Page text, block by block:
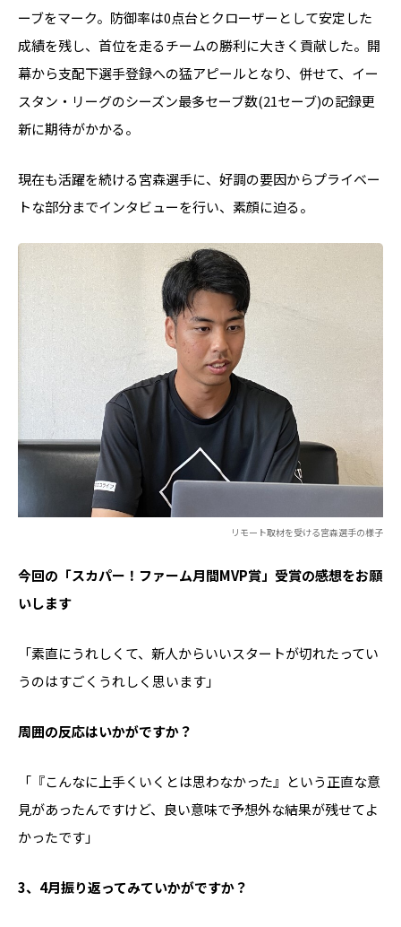
ーブをマーク。防御率は0点台とクローザーとして安定した
成績を残し、首位を走るチームの勝利に大きく貢献した。開
幕から支配下選手登録への猛アピールとなり、併せて、イー
スタン・リーグのシーズン最多セーブ数(21セーブ)の記録更
新に期待がかかる。
現在も活躍を続ける宮森選手に、好調の要因からプライベー
トな部分までインタビューを行い、素顔に迫る。
リモート取材を受ける宮森選手の様子
――今回の「スカパー！ファーム月間MVP賞」受賞の感想をお願
いします
「素直にうれしくて、新人からいいスタートが切れたってい
うのはすごくうれしく思います」
――周囲の反応はいかがですか？
「『こんなに上手くいくとは思わなかった』という正直な意
見があったんですけど、良い意味で予想外な結果が残せてよ
かったです」
――3、4月振り返ってみていかがですか？